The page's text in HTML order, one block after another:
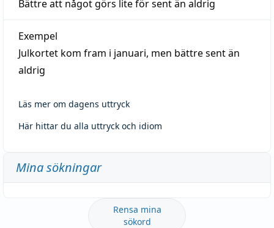
Bättre att något görs lite för sent än aldrig
Exempel
Julkortet kom fram i januari, men bättre sent än
aldrig
Läs mer om dagens uttryck
Här hittar du alla uttryck och idiom
Mina sökningar
Rensa mina
sökord